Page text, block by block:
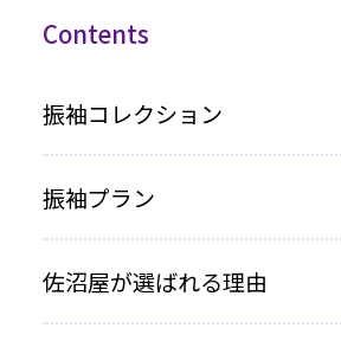
Contents
振袖コレクション
振袖プラン
レンタルプラン
佐沼屋が選ばれる理由